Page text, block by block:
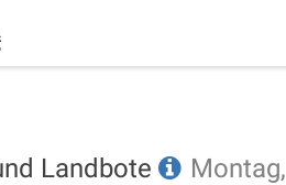
Landbote Montag,